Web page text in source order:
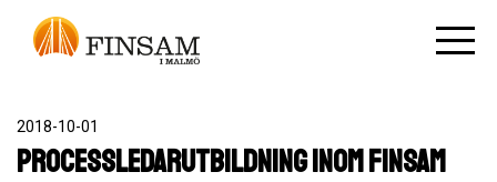
2018-10-01
Processledarutbildning inom FINSAM